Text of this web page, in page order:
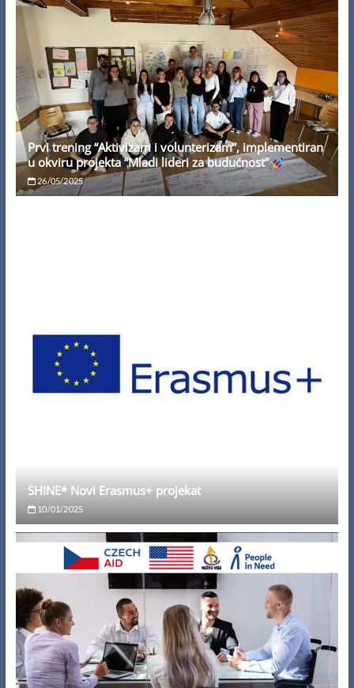
Prvi trening “Aktivizam i volunterizam”, implementiran
u okviru projekta “Mladi lideri za budućnost”
26/05/2025
SHINE* Novi Erasmus+ projekat
10/01/2025